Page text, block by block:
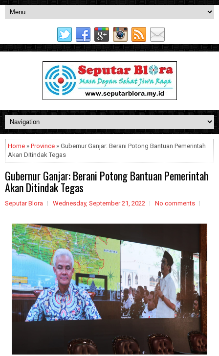
Home » Province » Gubernur Ganjar: Berani Potong Bantuan Pemerintah
Akan Ditindak Tegas
Gubernur Ganjar: Berani Potong Bantuan Pemerintah
Akan Ditindak Tegas
Seputar Blora Wednesday, September 21, 2022 No comments